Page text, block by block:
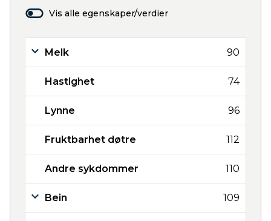
Vis alle egenskaper/verdier
Melk 90
Hastighet 74
Lynne 96
Fruktbarhet døtre 112
Andre sykdommer 110
Bein 109